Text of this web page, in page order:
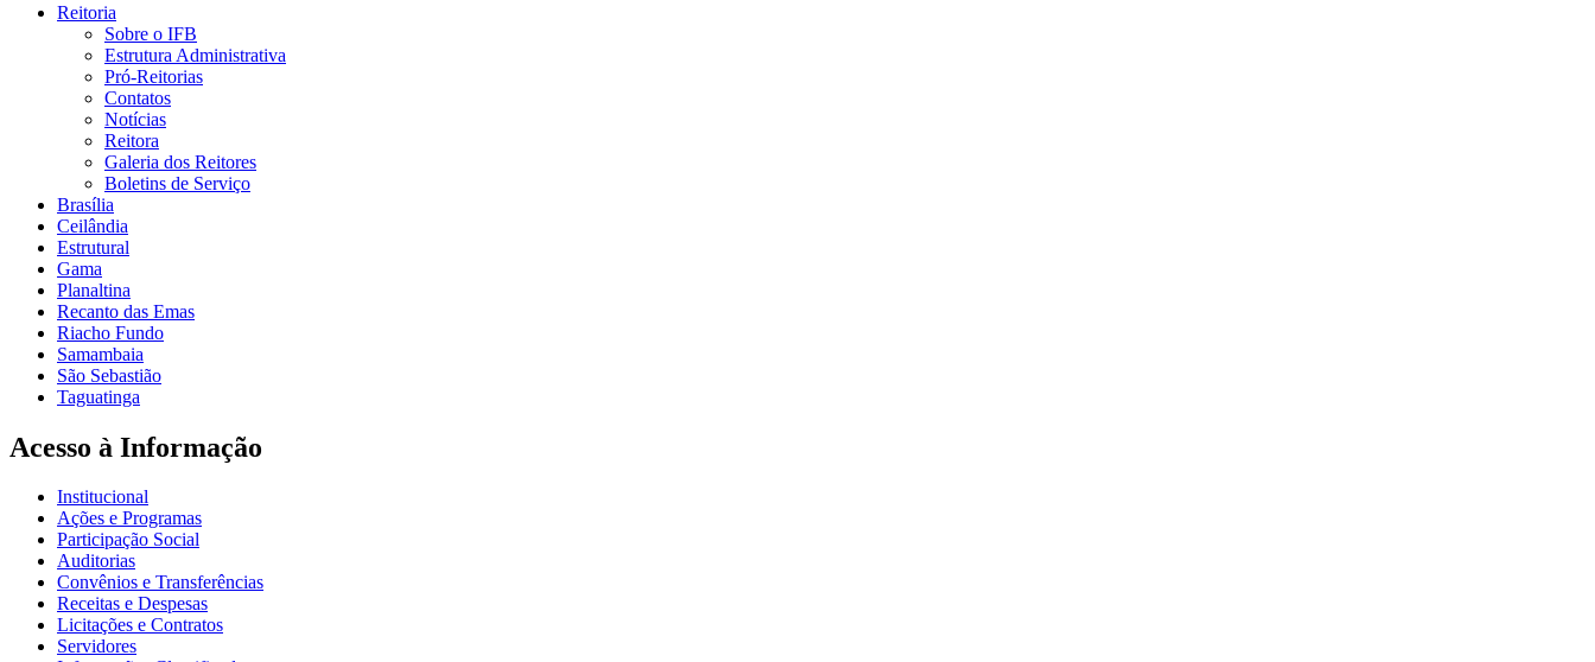
Reitoria
Sobre o IFB
Estrutura Administrativa
Pró-Reitorias
Contatos
Notícias
Reitora
Galeria dos Reitores
Boletins de Serviço
Brasília
Ceilândia
Estrutural
Gama
Planaltina
Recanto das Emas
Riacho Fundo
Samambaia
São Sebastião
Taguatinga
Acesso à Informação
Institucional
Ações e Programas
Participação Social
Auditorias
Convênios e Transferências
Receitas e Despesas
Licitações e Contratos
Servidores